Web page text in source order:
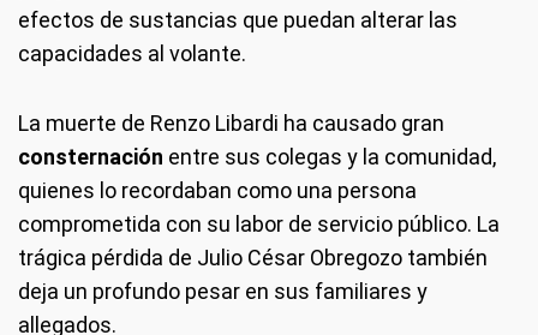
efectos de sustancias que puedan alterar las
capacidades al volante.
La muerte de Renzo Libardi ha causado gran
consternación entre sus colegas y la comunidad,
quienes lo recordaban como una persona
comprometida con su labor de servicio público. La
trágica pérdida de Julio César Obregozo también
deja un profundo pesar en sus familiares y
allegados.